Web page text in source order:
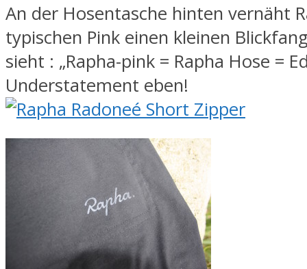
An der Hosentasche hinten vernäht
typischen Pink einen kleinen
sieht : „Rapha-pink = Rapha Hose =
Understatement eben!